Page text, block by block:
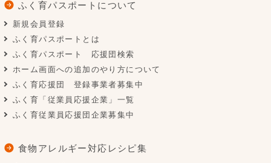
ふく育パスポートについて
新規会員登録
ふく育パスポートとは
ふく育パスポート 応援団検索
ホーム画面への追加のやり方について
ふく育応援団 登録事業者募集中
ふく育「従業員応援企業」一覧
ふく育従業員応援団企業募集中
食物アレルギー対応レシピ集